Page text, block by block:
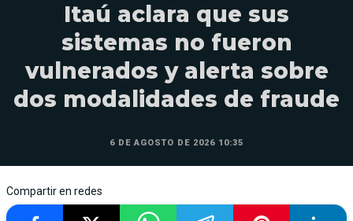
Itaú aclara que sus
sistemas no fueron
vulnerados y alerta sobre
dos modalidades de fraude
6 DE AGOSTO DE 2026 10:35
Compartir en redes